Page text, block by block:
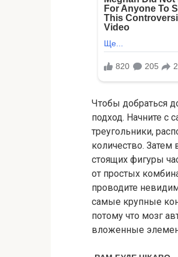
Чтобы добраться
подход. Начните с
треугольники,
количество. Затем
стоящих фигуры
от простых
проводите
самые крупные
потому что мозг
вложенные